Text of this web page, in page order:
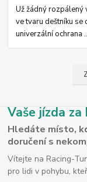
Už žádný rozpálený
ve tvaru deštníku se
univerzální ochrana
Vaše jízda
Hledáte místo,
doručení s
Vítejte na Racing-
pro lidi v pohybu,